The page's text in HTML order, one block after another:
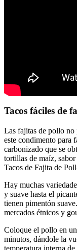
Tacos fáciles de
Las fajitas de pollo no
este condimento para
carbonizado que se
tortillas de maíz,
Tacos de Fajita de
Hay muchas
y suave hasta el
tienen pimentón
mercados étnicos y
Coloque el pollo en
minutos, dándole la
temperatura interna